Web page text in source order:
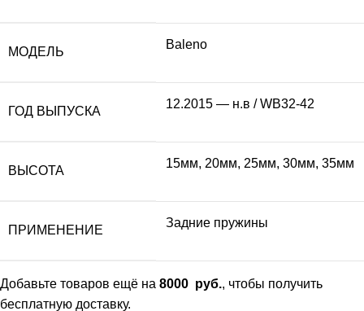
МОДЕЛЬ
Baleno
ГОД ВЫПУСКА
12.2015 — н.в / WB32-42
ВЫСОТА
15мм, 20мм, 25мм, 30мм, 35мм
ПРИМЕНЕНИЕ
Задние пружины
Добавьте товаров ещё на 8000 руб., чтобы получить
бесплатную доставку.